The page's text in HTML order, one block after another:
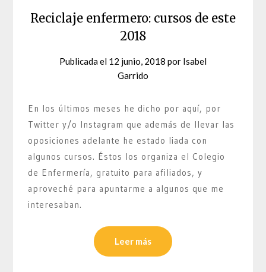
Reciclaje enfermero: cursos de este
2018
Publicada el 12 junio, 2018 por Isabel
Garrido
En los últimos meses he dicho por aquí, por
Twitter y/o Instagram que además de llevar las
oposiciones adelante he estado liada con
algunos cursos. Éstos los organiza el Colegio
de Enfermería, gratuito para afiliados, y
aproveché para apuntarme a algunos que me
interesaban.
Leer más